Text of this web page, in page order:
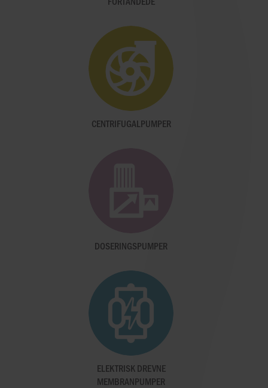
CENTRIFUGALPUMPER
DOSERINGSPUMPER
ELEKTRISK DREVNE
MEMBRANPUMPER